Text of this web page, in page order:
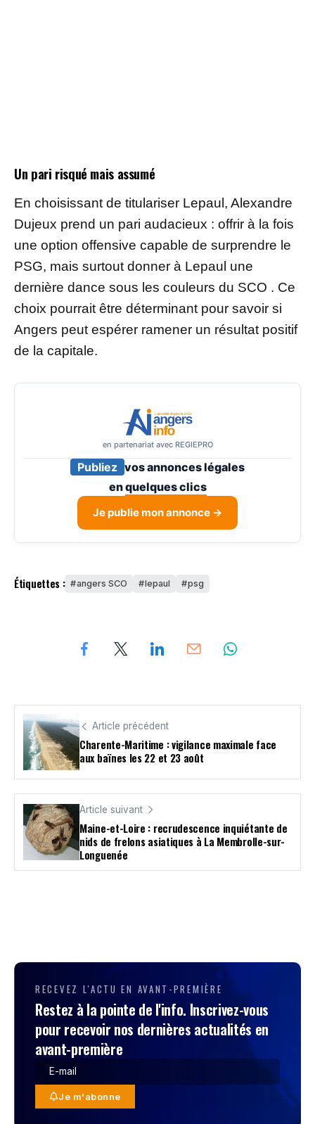
Un pari risqué mais assumé
En choisissant de titulariser Lepaul, Alexandre
Dujeux prend un pari audacieux : offrir à la fois
une option offensive capable de surprendre le
PSG, mais surtout donner à Lepaul une
dernière dance sous les couleurs du SCO . Ce
choix pourrait être déterminant pour savoir si
Angers peut espérer ramener un résultat positif
de la capitale.
en partenariat avec REGIEPRO
Publiez vos annonces légales
enquelques clics
Je publie mon annonce →
Étiquettes : angers SCO lepaul psg
Article précédent
Charente-Maritime : vigilance maximale face
aux baïnes les 22 et 23 août
Article suivant
Maine-et-Loire : recrudescence inquiétante de
nids de frelons asiatiques à La Membrolle-sur-
Longuenée
RECEVEZ L'ACTU EN AVANT-PREMIÈRE
Restez à la pointe de l'info. Inscrivez-vous
pour recevoir nos dernières actualités en
avant-première
Je m'abonne